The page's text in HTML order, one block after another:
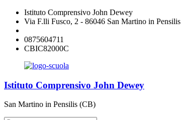
Istituto Comprensivo John Dewey
Via F.lli Fusco, 2 - 86046 San Martino in Pensilis
0875604711
CBIC82000C
Istituto Comprensivo John Dewey
San Martino in Pensilis (CB)